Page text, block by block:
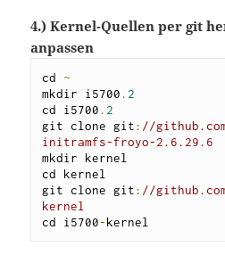
4.) Kernel-Quellen per git
anpassen
cd ~
mkdir i5700 . 2
cd i5700 . 2
git clone git: //
initramfs-froyo-2.6.29.6
mkdir kernel
cd kernel
git clone git: //
kernel
cd i5700-kernel